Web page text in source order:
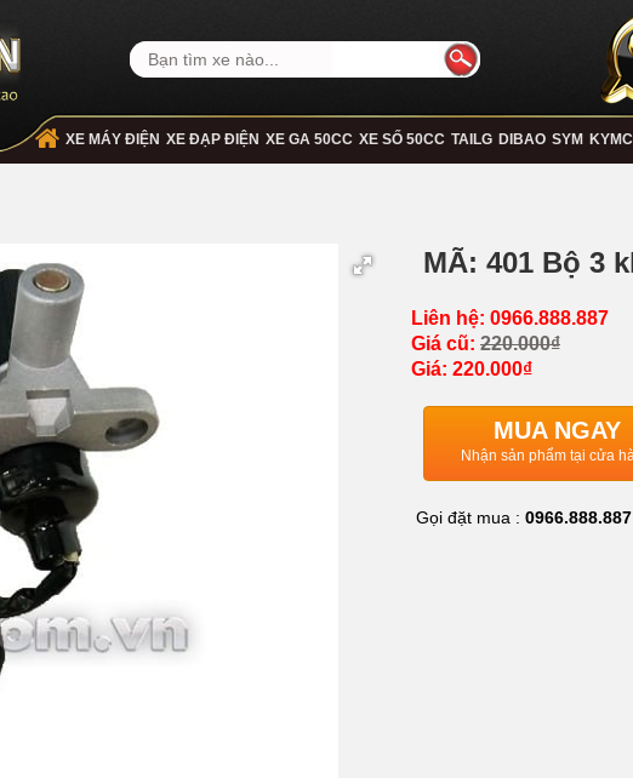
XE MÁY ĐIỆN XE ĐẠP ĐIỆN XE GA 50CC XE SỐ 50CC TAILG DIBAO SYM
MÃ: 401 Bộ 3
Liên hệ: 0966.888.887
Giá cũ: 220.000₫
Giá: 220.000₫
MUA NGAY
Nhận sản phẩm tại cửa
Gọi đặt mua : 0966.888.887